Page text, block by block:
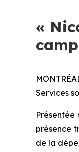
«
Services
présence
de la